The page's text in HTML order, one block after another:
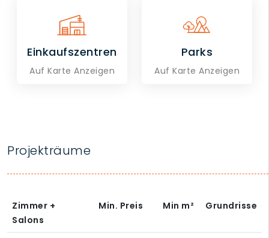
Einkaufszentren
Auf Karte Anzeigen
Parks
Auf Karte Anzeigen
Projekträume
Zimmer +
Salons
Min. Preis Min m² Grundrisse